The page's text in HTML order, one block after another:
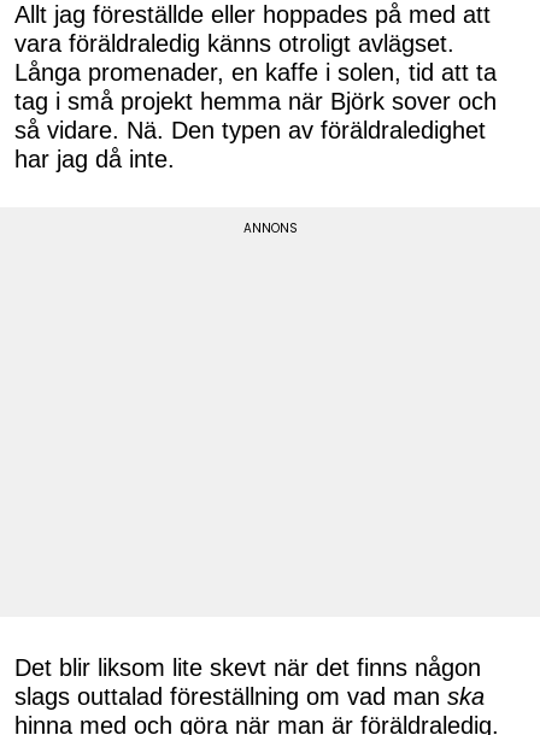
Allt jag föreställde eller hoppades på med att
vara föräldraledig känns otroligt avlägset.
Långa promenader, en kaffe i solen, tid att ta
tag i små projekt hemma när Björk sover och
så vidare. Nä. Den typen av föräldraledighet
har jag då inte.
Det blir liksom lite skevt när det finns någon
slags outtalad föreställning om vad man ska
hinna med och göra när man är föräldraledig.